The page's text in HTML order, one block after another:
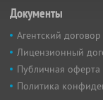
Документы
Агентский договор
Лицензионный
Публичная оферта
Политика